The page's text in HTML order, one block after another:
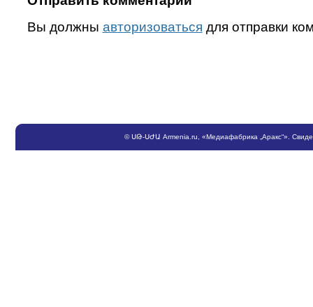
Вы должны авторизоваться для отправки
©ՍԹ-ՍԺԱ Armenia.ru , «Медиафабрика „Аракс“».